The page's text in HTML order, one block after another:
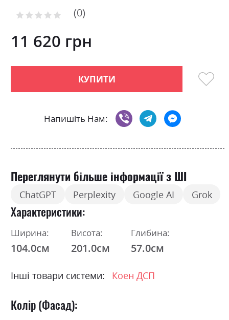
the
of
the
gallery
Рейтинг: 0
11 620 грн
КУПИТИ
Напишіть Нам:
Переглянути більше інформації з ШІ
ChatGPT Perplexity Google AI Grok
Характеристики
Ширина:
104.0см
Висота:
201.0см
Глибина:
57.0см
Інші товари системи: Коен ДСП
Колір (Фасад):